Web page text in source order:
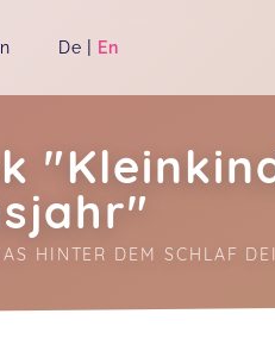
De | En
HINTER DEM SCHLAF